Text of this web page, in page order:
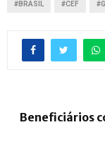
#BRASIL #CEF
Beneficiários